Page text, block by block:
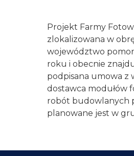
Projekt Farmy
zlokalizowana w
województwo
roku i obecnie
podpisana umowa z
dostawca modułów
robót budowlanych
planowane jest w